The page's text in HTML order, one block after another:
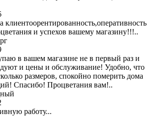
клиентоорентированность,оперативность
и успехов вашему магазину!!!..
в вашем магазине не в первый раз и
и цены и обслуживание! Удобно, что
размеров, спокойно померить дома
Спасибо! Процветания вам!..
работу...